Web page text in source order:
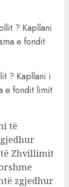
? Kapllani i
e fondit limit
të
të Zhvillimit
zgjedhur